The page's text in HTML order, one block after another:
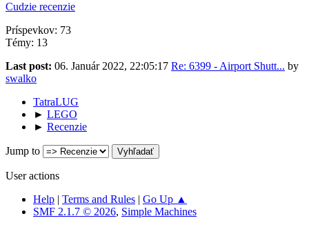
Cudzie recenzie
Príspevkov: 73
Témy: 13
Last post: 06. Január 2022, 22:05:17 Re: 6399 - Airport Shutt... by
swalko
TatraLUG
► LEGO
► Recenzie
Jump to
User actions
Help | Terms and Rules | Go Up ▲
SMF 2.1.7 © 2026, Simple Machines